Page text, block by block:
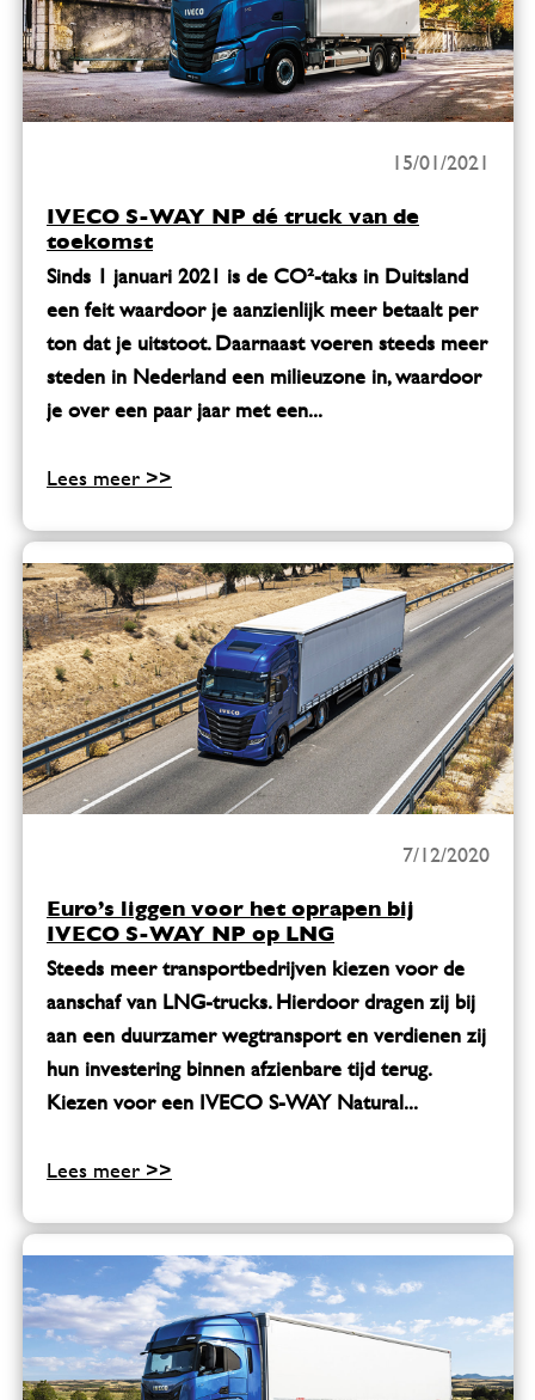
15/01/2021
IVECO S-WAY NP dé truck van de
toekomst
Sinds 1 januari 2021 is de CO²-taks in Duitsland
een feit waardoor je aanzienlijk meer betaalt per
ton dat je uitstoot. Daarnaast voeren steeds meer
steden in Nederland een milieuzone in, waardoor
je over een paar jaar met een...
Lees meer >>
7/12/2020
Euro’s liggen voor het oprapen bij
IVECO S-WAY NP op LNG
Steeds meer transportbedrijven kiezen voor de
aanschaf van LNG-trucks. Hierdoor dragen zij bij
aan een duurzamer wegtransport en verdienen zij
hun investering binnen afzienbare tijd terug.
Kiezen voor een IVECO S-WAY Natural...
Lees meer >>